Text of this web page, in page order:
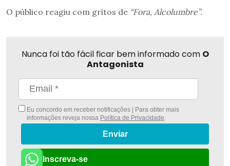
O público reagiu com gritos de “Fora, Alcolumbre”.
Nunca foi tão fácil ficar bem informado com O
Antagonista
Eu concordo em receber notificações | Para obter mais
informações reveja nossa Política de Privacidade
Enviar
Inscreva-se